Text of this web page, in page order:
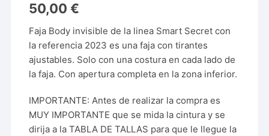
50,00€
Faja Body invisible de la linea Smart Secret con
la referencia 2023 es una faja con tirantes
ajustables. Solo con una costura en cada lado de
la faja. Con apertura completa en la zona inferior.
IMPORTANTE: Antes de realizar la compra es
MUY IMPORTANTE que se mida la cintura y se
dirija a la TABLA DE TALLAS para que le llegue la